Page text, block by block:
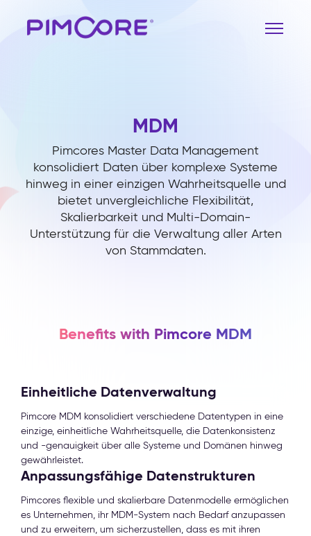
MDM
Pimcores Master Data Management
konsolidiert Daten über komplexe Systeme
hinweg in einer einzigen Wahrheitsquelle und
bietet unvergleichliche Flexibilität,
Skalierbarkeit und Multi-Domain-
Unterstützung für die Verwaltung aller Arten
von Stammdaten.
Benefits with Pimcore MDM
Einheitliche Datenverwaltung
Pimcore MDM konsolidiert verschiedene Datentypen in eine
einzige, einheitliche Wahrheitsquelle, die Datenkonsistenz
und -genauigkeit über alle Systeme und Domänen hinweg
gewährleistet.
Anpassungsfähige Datenstrukturen
Pimcores flexible und skalierbare Datenmodelle ermöglichen
es Unternehmen, ihr MDM-System nach Bedarf anzupassen
und zu erweitern, um sicherzustellen, dass es mit ihren